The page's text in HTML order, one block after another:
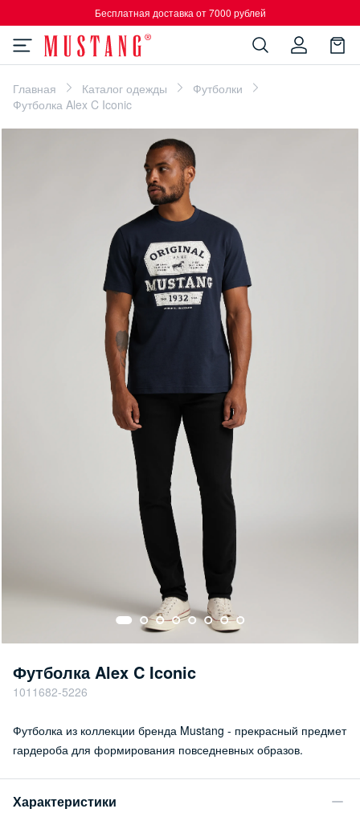
Бесплатная доставка от 7000 рублей
Главная Каталог одежды
Футболки
Футболка Alex C Iconic
Футболка Alex C Iconic
1011682-5226
Футболка из коллекции бренда Mustang - прекрасный предмет
гардероба для формирования повседневных образов.
Характеристики